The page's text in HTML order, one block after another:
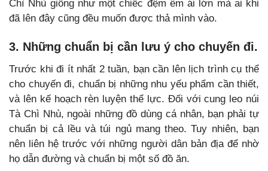
Chì Nhù giống như một chiếc đệm êm ái lớn mà ai khi
đã lên đây cũng đều muốn được thả mình vào.
3. Những chuẩn bị cần lưu ý cho chuyến đi.
Trước khi đi ít nhất 2 tuần, bạn cần lên lịch trình cụ thể
cho chuyến đi, chuẩn bị những nhu yếu phẩm cần thiết,
và lên kế hoạch rèn luyện thể lực. Đối với cung leo núi
Tà Chì Nhù, ngoài những đồ dùng cá nhân, bạn phải tự
chuẩn bị cả lều và túi ngủ mang theo. Tuy nhiên, bạn
nên liên hệ trước với những người dân bản địa để nhờ
họ dẫn đường và chuẩn bị một số đồ ăn.